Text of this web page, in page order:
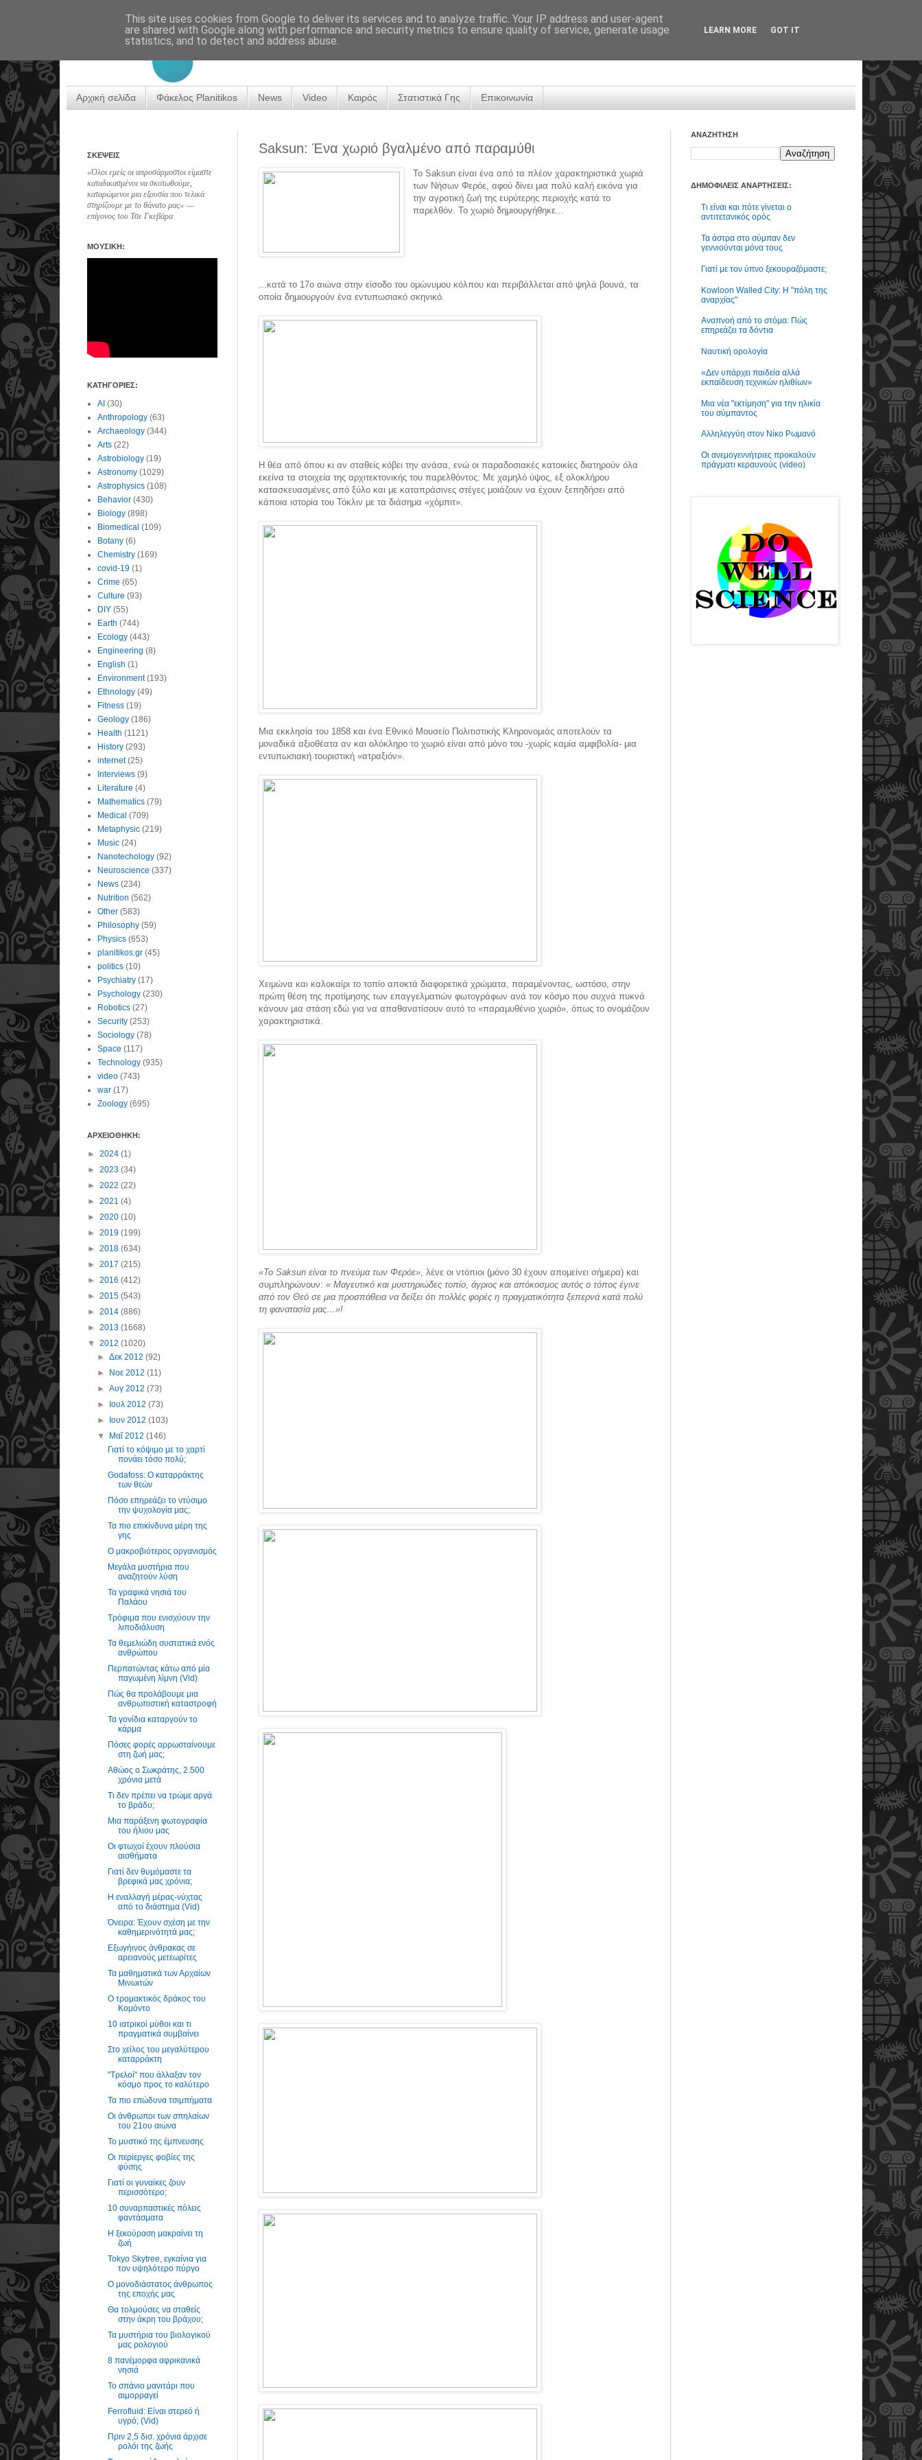
Αρχική σελίδα Φάκελος Planitikos News Video Καιρός Στατιστικά Γης Επικοινωνία
Saksun: Ένα χωριό βγαλμένο από παραμύθι
Το Saksun είναι ένα από τα πλέον χαρακτηριστικά χωριά
των Νήσων Φερόε, αφού δίνει μια πολύ καλή εικόνα για
την αγροτική ζωή της ευρύτερης περιοχής κατά το
παρελθόν. Το χωριό δημιουργήθηκε...
...κατά το 17ο αιώνα στην είσοδο του ομώνυμου κόλπου και περιβάλλεται από ψηλά βουνά, τα
οποία δημιουργούν ένα εντυπωσιακό σκηνικό.
Η θέα από όπου κι αν σταθείς κόβει την ανάσα, ενώ οι παραδοσιακές κατοικίες διατηρούν όλα
εκείνα τα στοιχεία της αρχιτεκτονικής του παρελθόντος: Με χαμηλό ύψος, εξ ολοκλήρου
κατασκευασμένες από ξύλο και με καταπράσινες στέγες μοιάζουν να έχουν ξεπηδήσει από
κάποια ιστορία του Τόκλιν με τα διάσημα «χόμπιτ».
Μια εκκλησία του 1858 και ένα Εθνικό Μουσείο Πολιτιστικής Κληρονομιάς αποτελούν τα
μοναδικά αξιοθέατα αν και ολόκληρο το χωριό είναι από μόνο του -χωρίς καμία αμφιβολία- μια
εντυπωσιακή τουριστική «ατραξιόν».
Χειμώνα και καλοκαίρι το τοπίο αποκτά διαφορετικά χρώματα, παραμένοντας, ωστόσο, στην
πρώτη θέση της προτίμησης των επαγγελματιών φωτογράφων ανά τον κόσμο που συχνά πυκνά
κάνουν μια στάση εδώ για να απαθανατίσουν αυτό το «παραμυθένιο χωριό», όπως το ονομάζουν
χαρακτηριστικά.
«Το Saksun είναι το πνεύμα των Φερόε» , λένε οι ντόπιοι (μόνο 30 έχουν απομείνει σήμερα) και
συμπληρώνουν: « Μαγευτικό και μυστηριώδες τοπίο, άγριος και απόκοσμος αυτός ο τόπος έγινε
από τον Θεό σε μια προσπάθεια να δείξει ότι πολλές φορές η πραγματικότητα ξεπερνά κατά πολύ
τη φανατασία μας…»!
ΣΚΕΨΕΙΣ
«Όλοι εμείς οι απροσάρμοστοι είμαστε
καταδικασμένοι να σκοτωθούμε,
καταρώμενοι μια εξουσία που τελικά
στηρίζουμε με το θάνατο μας» ―
επίγονος του Τσε Γκεβάρα
ΜΟΥΣΙΚΗ:
ΚΑΤΗΓΟΡΙΕΣ:
AI (30)
Anthropology (63)
Archaeology (344)
Arts (22)
Astrobiology (19)
Astronomy (1029)
Astrophysics (108)
Behavior (430)
Biology (898)
Biomedical (109)
Botany (6)
Chemistry (169)
covid-19 (1)
Crime (65)
Culture (93)
DIY (55)
Earth (744)
Ecology (443)
Engineering (8)
English (1)
Environment (193)
Ethnology (49)
Fitness (19)
Geology (186)
Health (1121)
History (293)
internet (25)
Interviews (9)
Literature (4)
Mathematics (79)
Medical (709)
Metaphysic (219)
Music (24)
Nanotechology (92)
Neuroscience (337)
News (234)
Nutrition (562)
Other (583)
Philosophy (59)
Physics (653)
planitikos.gr (45)
politics (10)
Psychiatry (17)
Psychology (230)
Robotics (27)
Security (253)
Sociology (78)
Space (117)
Technology (935)
video (743)
war (17)
Zoology (695)
ΑΡΧΕΙΟΘΗΚΗ:
► 2024 (1)
► 2023 (34)
► 2022 (22)
► 2021 (4)
► 2020 (10)
► 2019 (199)
► 2018 (634)
► 2017 (215)
► 2016 (412)
► 2015 (543)
► 2014 (886)
► 2013 (1668)
▼ 2012 (1020)
►Δεκ 2012(92)
► Νοε 2012(11)
►Αυγ 2012(73)
► Ιουλ 2012(73)
► Ιουν 2012(103)
▼ Μαΐ 2012(146)
Γιατί το κόψιμο με το χαρτί
πονάει τόσο πολύ;
Godafoss: Ο καταρράκτης
των θεών
Πόσο επηρεάζει το ντύσιμο
την ψυχολογία μας;
Τα πιο επικίνδυνα μέρη της
γης
Ο μακροβιότερος οργανισμός
Μεγάλα μυστήρια που
αναζητούν λύση
Τα γραφικά νησιά του
Παλάου
Τρόφιμα που ενισχύουν την
λιποδιάλυση
Τα θεμελιώδη συστατικά ενός
ανθρώπου
Περπατώντας κάτω από μία
παγωμένη λίμνη (Vid)
Πώς θα προλάβουμε μια
ανθρωπιστική καταστροφή
Τα γονίδια καταργούν το
κάρμα
Πόσες φορές αρρωσταίνουμε
στη ζωή μας;
Αθώος ο Σωκράτης, 2.500
χρόνια μετά
Τι δεν πρέπει να τρώμε αργά
το βράδυ;
Μια παράξενη φωτογραφία
του ήλιου μας
Οι φτωχοί έχουν πλούσια
αισθήματα
Γιατί δεν θυμόμαστε τα
βρεφικά μας χρόνια;
Η εναλλαγή μέρας-νύχτας
από το διάστημα (Vid)
Όνειρα: Έχουν σχέση με την
καθημερινότητά μας;
Εξωγήινος άνθρακας σε
αρειανούς μετεωρίτες
Τα μαθηματικά των Αρχαίων
Μινωιτών
Ο τρομακτικός δράκος του
Κομόντο
10 ιατρικοί μύθοι και τι
πραγματικά συμβαίνει
Στο χείλος του μεγαλύτερου
καταρράκτη
"Τρελοί" που άλλαξαν τον
κόσμο προς το καλύτερο
Τα πιο επώδυνα τσιμπήματα
Οι άνθρωποι των σπηλαίων
του 21ου αιώνα
Το μυστικό της έμπνευσης
Οι περίεργες φοβίες της
φύσης
Γιατί οι γυναίκες ζουν
περισσότερο;
10 συναρπαστικές πόλεις
φαντάσματα
Η ξεκούραση μακραίνει τη
ζωή
Tokyo Skytree, εγκαίνια για
τον υψηλότερο πύργο
Ο μονοδιάστατος άνθρωπος
της εποχής μας
Θα τολμούσες να σταθείς
στην άκρη του βράχου;
Τα μυστήρια του βιολογικού
μας ρολογιού
8 πανέμορφα αφρικανικά
νησιά
Το σπάνιο μανιτάρι που
αιμορραγεί
Ferrofluid: Είναι στερεό ή
υγρό; (Vid)
Πριν 2,5 δισ. χρόνια άρχισε
ρολόι της ζωής
ΑΝΑΖΗΤΗΣΗ
ΔΗΜΟΦΙΛΕΙΣ ΑΝΑΡΤΗΣΕΙΣ:
Τι είναι και πότε γίνεται ο
αντιτετανικός ορός
Τα άστρα στο σύμπαν δεν
γεννιούνται μόνα τους
Γιατί με τον ύπνο ξεκουραζόμαστε;
Kowloon Walled City: Η "πόλη της
αναρχίας"
Αναπνοή από το στόμα: Πώς
επηρεάζει τα δόντια
Ναυτική ορολογία
«Δεν υπάρχει παιδεία αλλά
εκπαίδευση τεχνικών ηλιθίων»
Μια νέα "εκτίμηση" για την ηλικία
του σύμπαντος
Αλληλεγγύη στον Νίκο Ρωμανό
Οι ανεμογεννήτριες προκαλούν
πράγματι κεραυνούς (video)
This site uses cookies from Google to deliver its services and to analyze traffic. Your IP address and user-agent
are shared with Google along with performance and security metrics to ensure quality of service, generate usage
statistics, and to detect and address abuse.
LEARN MORE GOT IT